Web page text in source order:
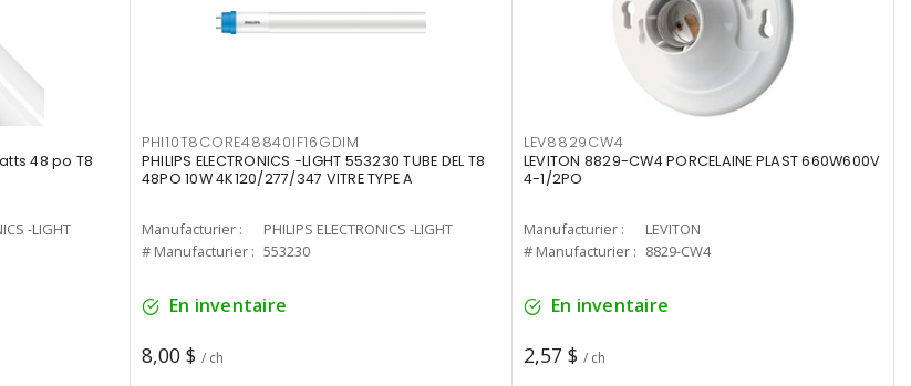
48 po T8
-LIGHT
PHI10T8CORE48840IF16GDIM
PHILIPS ELECTRONICS -LIGHT 553230 TUBE DEL T8
48PO 10W 4K120/277/347 VITRE TYPE A
Manufacturier :
PHILIPS ELECTRONICS -LIGHT
# Manufacturier : 553230
En inventaire
8,00 $ / ch
LEV8829CW4
LEVITON 8829-CW4 PORCELAINE PLAST 660W600V
4-1/2PO
Manufacturier :
LEVITON
# Manufacturier : 8829-CW4
En inventaire
2,57 $ / ch